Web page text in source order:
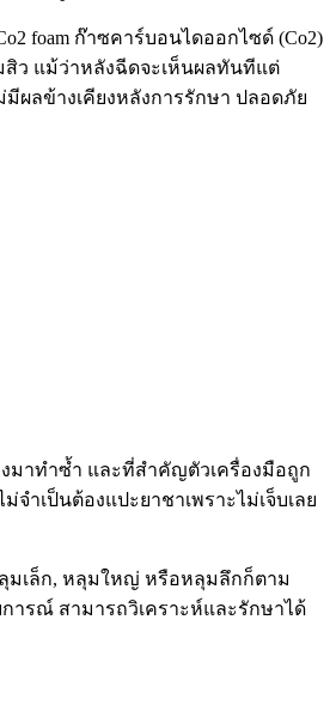
foam ก๊าซคาร์บอนไดออกไซด์ (Co2)
สิว แม้ว่าหลังฉีดจะเห็นผลทันทีแต่
ผลข้างเคียงหลังการรักษา ปลอดภัย
งมาทำซ้ำ และที่สำคัญตัวเครื่องมือถูก
เป็นต้องแปะยาชาเพราะไม่เจ็บเลย
ลุมเล็ก, หลุมใหญ่ หรือหลุมลึกก็ตาม
ารณ์ สามารถวิเคราะห์และรักษาได้